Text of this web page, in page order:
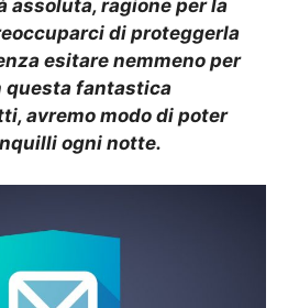
assoluta, ragione per la
di proteggerla
esitare nemmeno per
questa fantastica
avremo modo di poter
ogni notte.